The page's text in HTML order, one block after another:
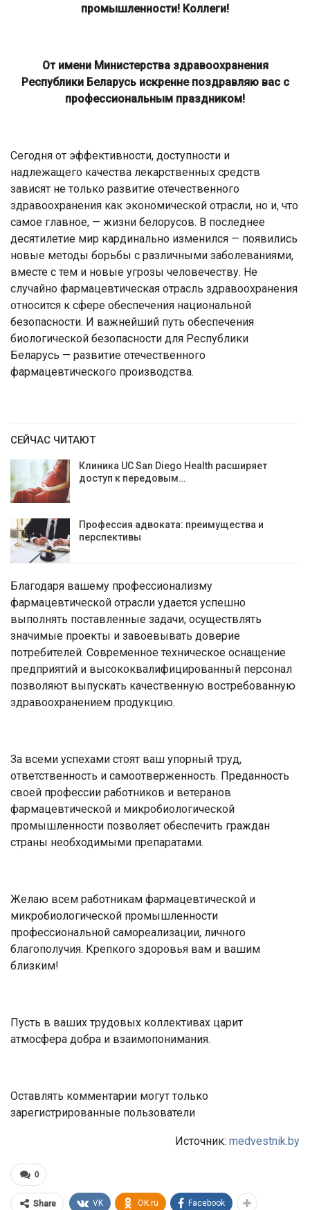
промышленности! Коллеги!
От имени Министерства здравоохранения
Республики Беларусь искренне поздравляю вас с
профессиональным праздником!
Сегодня от эффективности, доступности и
надлежащего качества лекарственных средств
зависят не только развитие отечественного
здравоохранения как экономической отрасли, но и, что
самое главное, — жизни белорусов. В последнее
десятилетие мир кардинально изменился — появились
новые методы борьбы с различными заболеваниями,
вместе с тем и новые угрозы человечеству. Не
случайно фармацевтическая отрасль здравоохранения
относится к сфере обеспечения национальной
безопасности. И важнейший путь обеспечения
биологической безопасности для Республики
Беларусь — развитие отечественного
фармацевтического производства.
СЕЙЧАС ЧИТАЮТ
Клиника UC San Diego Health расширяет
доступ к передовым…
Профессия адвоката: преимущества и
перспективы
Благодаря вашему профессионализму
фармацевтической отрасли удается успешно
выполнять поставленные задачи, осуществлять
значимые проекты и завоевывать доверие
потребителей. Современное техническое оснащение
предприятий и высококвалифицированный персонал
позволяют выпускать качественную востребованную
здравоохранением продукцию.
За всеми успехами стоят ваш упорный труд,
ответственность и самоотверженность. Преданность
своей профессии работников и ветеранов
фармацевтической и микробиологической
промышленности позволяет обеспечить граждан
страны необходимыми препаратами.
Желаю всем работникам фармацевтической и
микробиологической промышленности
профессиональной самореализации, личного
благополучия. Крепкого здоровья вам и вашим
близким!
Пусть в ваших трудовых коллективах царит
атмосфера добра и взаимопонимания.
Оставлять комментарии могут только
зарегистрированные пользователи
Источник: medvestnik.by
0
Share VK OK.ru Facebook